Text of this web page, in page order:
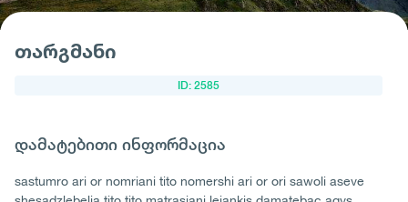
თარგმანი
ID: 2585
დამატებითი ინფორმაცია
sastumro ari or nomriani tito nomershi ari or ori sawoli aseve